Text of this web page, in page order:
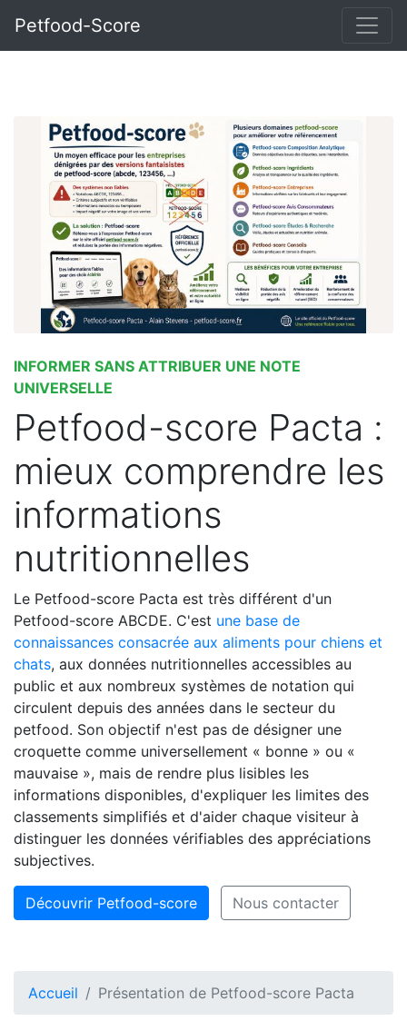
Petfood-Score
INFORMER SANS ATTRIBUER UNE NOTE
UNIVERSELLE
Petfood-score Pacta :
mieux comprendre les
informations
nutritionnelles
Le Petfood-score Pacta est très différent d'un
Petfood-score ABCDE. C'est une base de
connaissances consacrée aux aliments pour chiens et
chats, aux données nutritionnelles accessibles au
public et aux nombreux systèmes de notation qui
circulent depuis des années dans le secteur du
petfood. Son objectif n'est pas de désigner une
croquette comme universellement « bonne » ou «
mauvaise », mais de rendre plus lisibles les
informations disponibles, d'expliquer les limites des
classements simplifiés et d'aider chaque visiteur à
distinguer les données vérifiables des appréciations
subjectives.
Découvrir Petfood-score Nous contacter
Accueil Présentation de Petfood-score Pacta